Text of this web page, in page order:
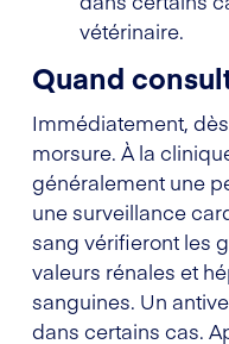
vétérinaire.
Quand
Immédiatement,
morsure. À la
généralement une
une surveillance
sang vérifieront les
valeurs rénales et
sanguines. Un
dans certains cas.